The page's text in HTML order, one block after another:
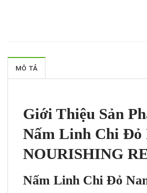
MÔ TẢ
Giới Thiệu Sản
Nấm Linh Chi Đỏ
NOURISHING
Nấm Linh Chi Đỏ